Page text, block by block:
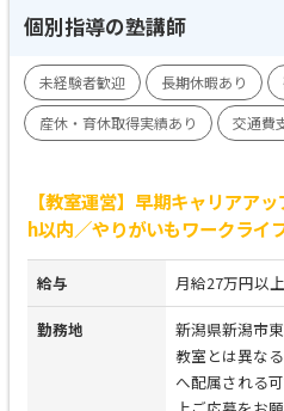
個別指導の塾講師
未経験者歓迎 長期休暇あり
産休・育休取得実績あり
交通費
【教室運営】早期キャリアア
h以内／やりがいもワークライ
給与 月給27万円以上
勤務地
新潟県新潟市
教室とは異な
へ配属される